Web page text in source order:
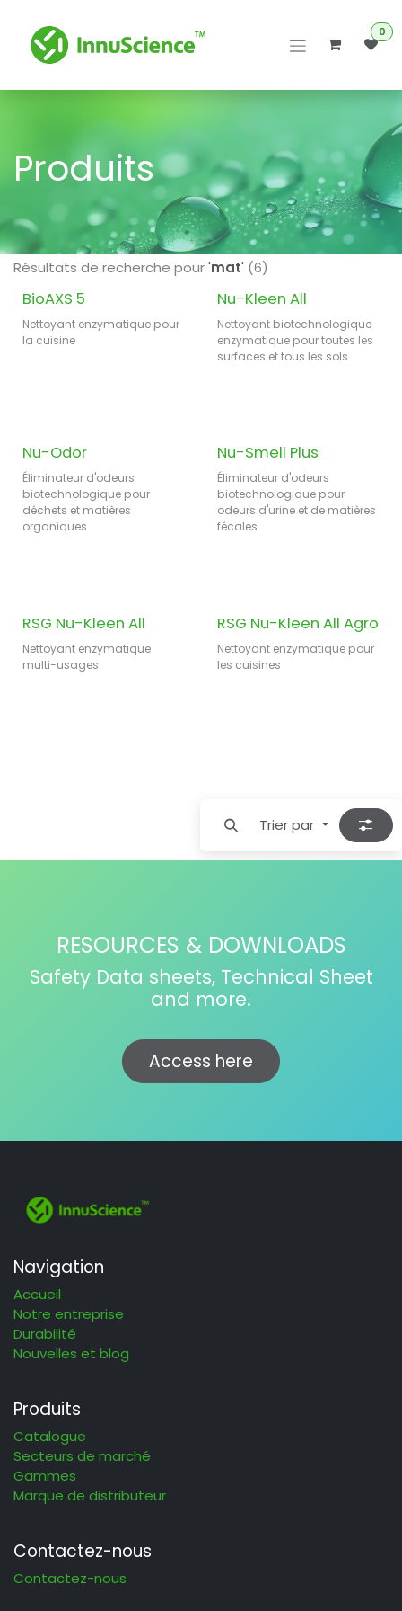
0
Produits
Résultats de recherche pour'mat' (6)
New!
BioAXS 5
Nettoyant enzymatique pour
la cuisine
Nu-Kleen All
Nettoyant biotechnologique
enzymatique pour toutes les
surfaces et tous les sols
Nu-Odor
Éliminateur d'odeurs
biotechnologique pour
déchets et matières
organiques
Nu-Smell Plus
Éliminateur d'odeurs
biotechnologique pour
odeurs d'urine et de matières
fécales
RSG Nu-Kleen All
Nettoyant enzymatique
multi-usages
RSG Nu-Kleen All Agro
Nettoyant enzymatique pour
les cuisines
Trier par
RESOURCES & DOWNLOADS
Safety Data sheets, Technical Sheet
and more.
Access here
Navigation
Accueil
Notre entreprise
Durabilité
Nouvelles et blog
Produits
Catalogue
Secteurs de marché
Gammes
Marque de distributeur
Contactez-nous
Contactez-nous